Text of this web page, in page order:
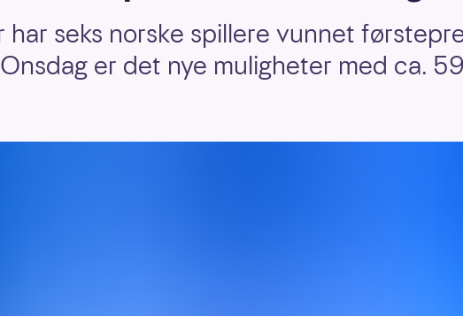
har seks norske spillere vunnet
er det nye muligheter med ca.